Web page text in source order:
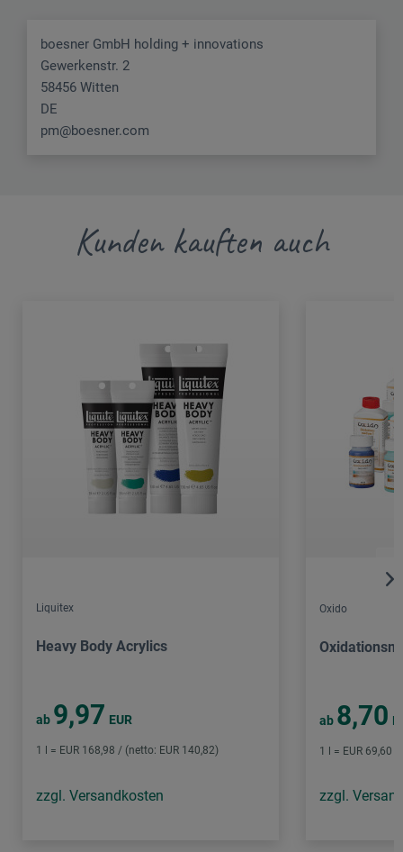
boesner GmbH holding + innovations
Gewerkenstr. 2
58456 Witten
DE
pm@boesner.com
Kunden kauften auch
Liquitex
Heavy Body Acrylics
ab 9,97 EUR
1 l = EUR 168,98 / (netto: EUR 140,82)
zzgl. Versandkosten
Oxido
ab 8,70
1 l = EUR 69,60
zzgl.